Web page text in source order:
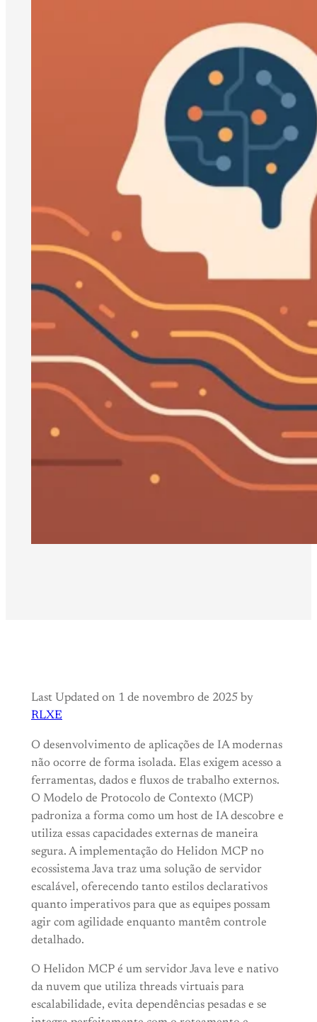
Last Updated on 1 de novembro de 2025 by
RLXE
O desenvolvimento de aplicações de IA modernas
não ocorre de forma isolada. Elas exigem acesso a
ferramentas, dados e fluxos de trabalho externos.
O Modelo de Protocolo de Contexto (MCP)
padroniza a forma como um host de IA descobre e
utiliza essas capacidades externas de maneira
segura. A implementação do Helidon MCP no
ecossistema Java traz uma solução de servidor
escalável, oferecendo tanto estilos declarativos
quanto imperativos para que as equipes possam
agir com agilidade enquanto mantêm controle
detalhado.
O Helidon MCP é um servidor Java leve e nativo
da nuvem que utiliza threads virtuais para
escalabilidade, evita dependências pesadas e se